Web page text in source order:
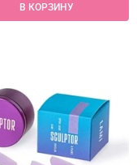
В КОРЗИНУ